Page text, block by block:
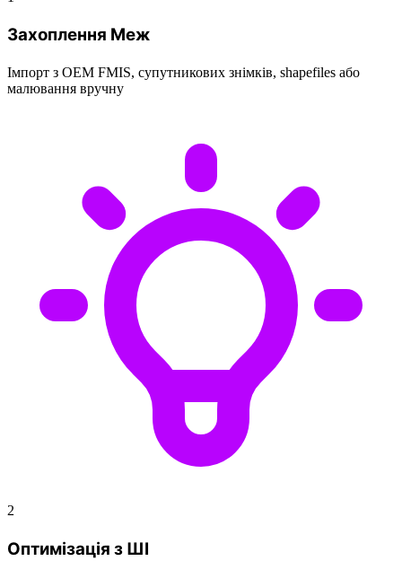
Захоплення Меж
Імпорт з OEM FMIS, супутникових знімків, shapefiles або
малювання вручну
2
Оптимізація з ШІ